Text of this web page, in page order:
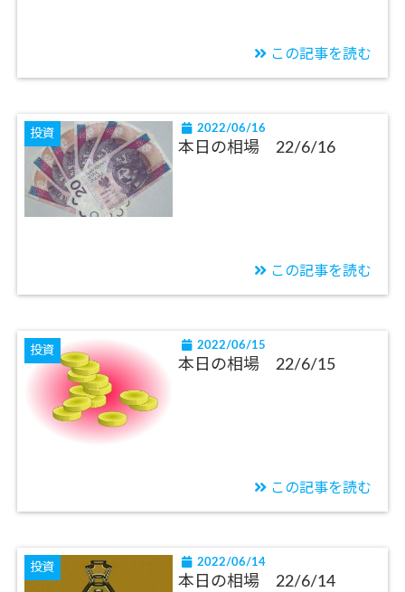
この記事を読む
投資 2022/06/16
本日の相場 22/6/16
この記事を読む
投資 2022/06/15
本日の相場 22/6/15
この記事を読む
投資 2022/06/14
本日の相場 22/6/14